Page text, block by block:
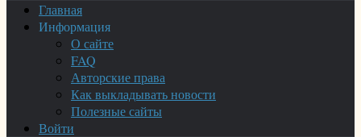
Главная
Информация
О сайте
FAQ
Авторские права
Как выкладывать новости
Полезные сайты
Войти